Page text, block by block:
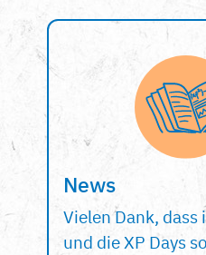
News
Vielen Dank, dass
und die XP Days